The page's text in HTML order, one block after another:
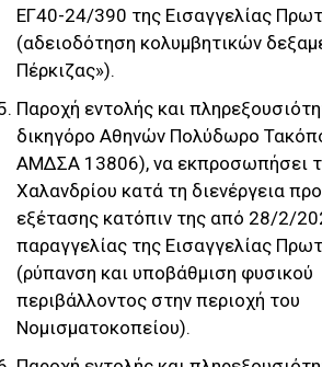
ΕΓ40-24/390 της Εισαγγελίας
(αδειοδότηση κολυμβητικών
Πέρκιζας»).
Παροχή εντολής και
δικηγόρο Αθηνών Πολύδωρο
ΑΜΔΣΑ 13806), να εκπροσωπήσει
Χαλανδρίου κατά τη διενέργεια
εξέτασης κατόπιν της από 28/2/
παραγγελίας της Εισαγγελίας
(ρύπανση και υποβάθμιση φυσικού
περιβάλλοντος στην περιοχή του
Νομισματοκοπείου).